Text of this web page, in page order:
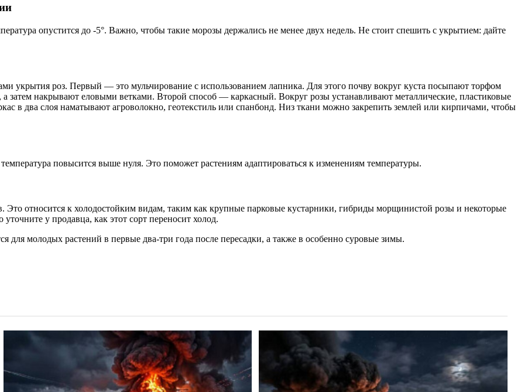
опустится до -5°. Важно, чтобы такие морозы держались не менее двух недель. Не стоит спешить с укрытием: дайте
укрытия роз. Первый — это мульчирование с использованием лапника. Для этого почву вокруг куста посыпают торфом
затем накрывают еловыми ветками. Второй способ — каркасный. Вокруг розы устанавливают металлические, пластиковые
в два слоя наматывают агроволокно, геотекстиль или спанбонд. Низ ткани можно закрепить землей или кирпичами, чтобы
повысится выше нуля. Это поможет растениям адаптироваться к изменениям температуры.
Это относится к холодостойким видам, таким как крупные парковые кустарники, гибриды морщинистой розы и некоторые
у продавца, как этот сорт переносит холод.
для молодых растений в первые два-три года после пересадки, а также в особенно суровые зимы.